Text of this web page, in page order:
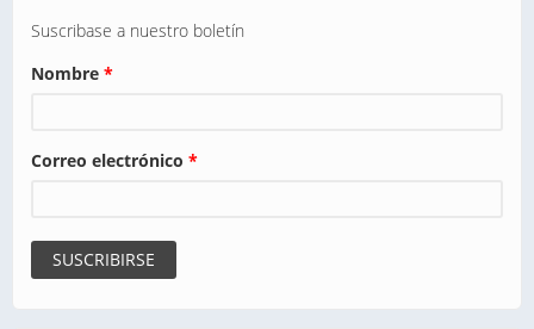
Suscribase a nuestro boletín
Nombre *
Correo electrónico *